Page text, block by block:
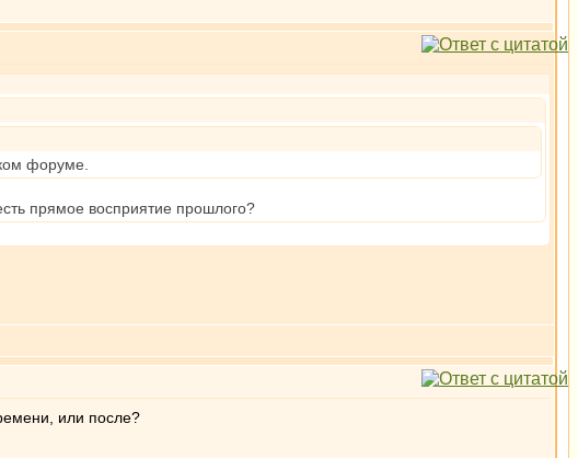
форуме.
прямое восприятие прошлого?
или после?